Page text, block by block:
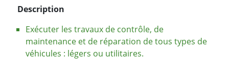
Description
Exécuter les travaux de contrôle, de
maintenance et de réparation de tous types de
véhicules : légers ou utilitaires.